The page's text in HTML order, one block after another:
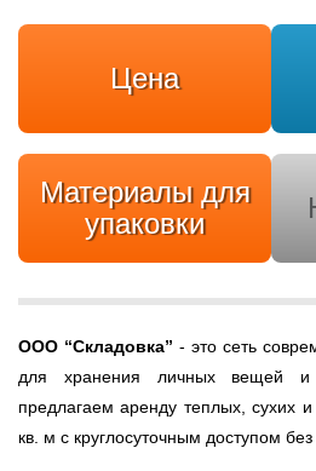
Цена
Материалы для
упаковки
ООО “Складовка” - это сеть
для хранения личных вещей и
предлагаем аренду теплых, сухих
кв. м с круглосуточным доступом